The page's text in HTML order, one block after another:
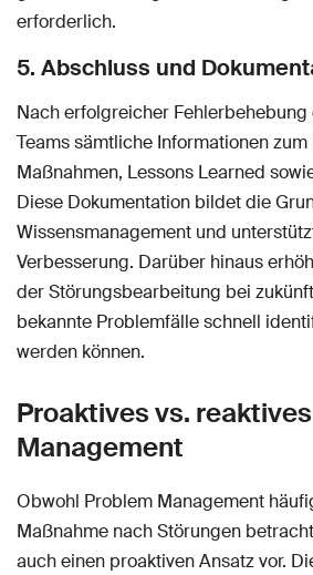
erforderlich.
5. Abschluss und
Nach erfolgreicher
Teams sämtliche Informationen
Maßnahmen, Lessons Learned
Diese Dokumentation bildet die
Wissensmanagement und
Verbesserung. Darüber hinaus
der Störungsbearbeitung bei
bekannte Problemfälle schnell
werden können.
Proaktives vs.
Management
Obwohl Problem Management
Maßnahme nach Störungen
auch einen proaktiven Ansatz vor.